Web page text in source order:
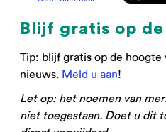
Blijf gratis op
Tip: blijf gratis op de hoogte
nieuws. Meld u aan!
Let op: het noemen van
niet toegestaan. Doet u dit